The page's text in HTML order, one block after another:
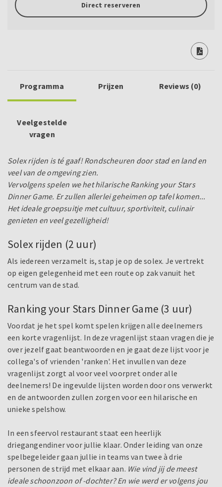
Direct reserveren
Programma Prijzen Reviews (0)
Veelgestelde
vragen
Solex rijden is té gaaf! Rondscheuren door stad en land en
veel van de omgeving zien.
Vervolgens spelen we het hilarische Ranking your Stars
Dinner Game. Er zullen allerlei geheimen op tafel komen...
Het ideale groepsuitje met cultuur, sportiviteit, culinair
genieten en veel gezelligheid!
Solex rijden (2 uur)
Als iedereen verzamelt is, stap je op de solex. Je vertrekt
op eigen gelegenheid met een route op zak vanuit het
centrum van de stad.
Ranking your Stars Dinner Game (3 uur)
Voordat je het spel komt spelen krijgen alle deelnemers
een korte vragenlijst. In deze vragenlijst staan vragen die je
over jezelf gaat beantwoorden en je gaat deze lijst voor je
collega's of vrienden 'ranken'. Het invullen van deze
vragenlijst zorgt al voor veel voorpret onder alle
deelnemers! De ingevulde lijsten worden door ons verwerkt
en de antwoorden zullen zorgen voor een hilarische en
unieke spelshow.
In een sfeervol restaurant staat een heerlijk
driegangendiner voor jullie klaar. Onder leiding van onze
spelbegeleider gaan jullie in teams van twee à drie
personen de strijd met elkaar aan. Wie vind jij de meest
ideale schoonzoon of -dochter? En wie werd er volgens jou